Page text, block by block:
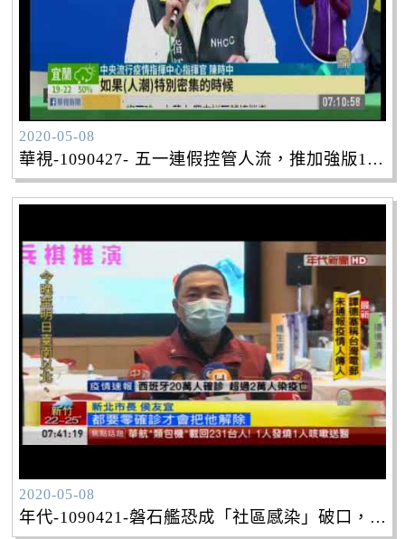
2020-05-08
華視-1090427- 五一連假控管人流，推加強版1968APP
2020-05-08
年代-1090421-磐石艦恐成「社區感染」破口，侯領兵模擬「幾近封城」